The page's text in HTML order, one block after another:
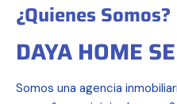
¿Quienes Somos?
DAYA HOME
Somos una agencia